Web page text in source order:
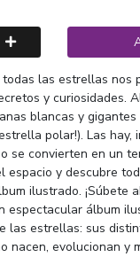
las estrellas nos
y curiosidades.
blancas y
polar!). Las hay,
se convierten en un
espacio y descubre
ilustrado. ¡Súbete
espectacular álbum
las estrellas: sus
nacen, evolucionan y